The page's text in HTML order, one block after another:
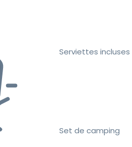
Serviettes incluses
Set de camping